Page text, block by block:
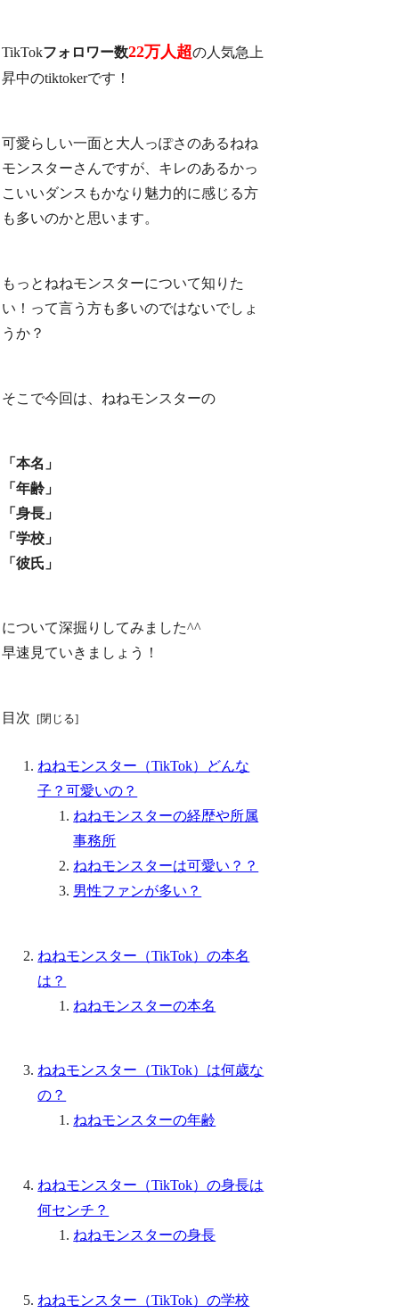
TikTokフォロワー数22万人超の人気急上
昇中のtiktokerです ！
可愛らしい一面と大人っぽさのあるねね
モンスターさんですが、キレのあるかっ
こいいダンスもかなり魅力的に感じる方
も多いのかと思います。
もっとねねモンスターについて知りた
い！って言う方も多いのではないでしょ
うか？
そこで今回は、ねねモンスターの
「本名」
「年齢」
「身長」
「学校」
「彼氏」
について深掘りしてみました^^
早速見ていきましょう！
目次
ねねモンスター（TikTok）どんな
子？可愛いの？
ねねモンスターの経歴や所属
事務所
ねねモンスターは可愛い？？
男性ファンが多い？
ねねモンスター（TikTok）の本名
は？
ねねモンスターの本名
ねねモンスター（TikTok）は何歳な
の？
ねねモンスターの年齢
ねねモンスター（TikTok）の身長は
何センチ？
ねねモンスターの身長
ねねモンスター（TikTok）の学校